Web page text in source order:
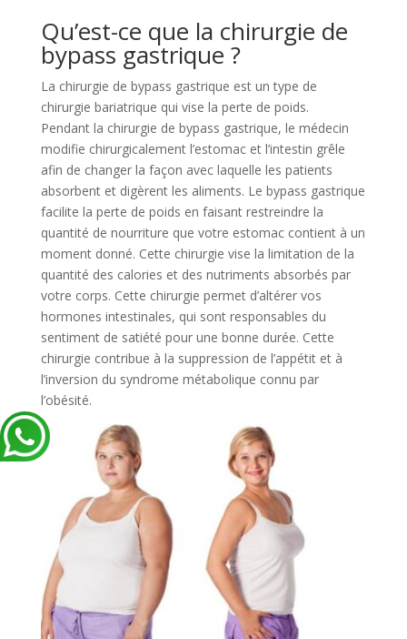
Qu’est-ce que la chirurgie de
bypass gastrique ?
La chirurgie de bypass gastrique est un type de
chirurgie bariatrique qui vise la perte de poids.
Pendant la chirurgie de bypass gastrique, le médecin
modifie chirurgicalement l’estomac et l’intestin grêle
afin de changer la façon avec laquelle les patients
absorbent et digèrent les aliments. Le bypass gastrique
facilite la perte de poids en faisant restreindre la
quantité de nourriture que votre estomac contient à un
moment donné. Cette chirurgie vise la limitation de la
quantité des calories et des nutriments absorbés par
votre corps. Cette chirurgie permet d’altérer vos
hormones intestinales, qui sont responsables du
sentiment de satiété pour une bonne durée. Cette
chirurgie contribue à la suppression de l’appétit et à
l’inversion du syndrome métabolique connu par
l’obésité.